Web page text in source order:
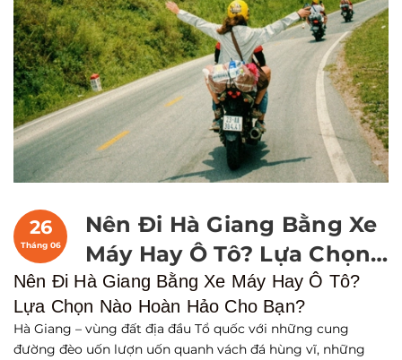
26
Tháng 06
Nên Đi Hà Giang Bằng Xe
Máy Hay Ô Tô? Lựa Chọn
Nào Hoàn Hảo Cho Bạn?
Nên Đi Hà Giang Bằng Xe Máy Hay Ô Tô?
Lựa Chọn Nào Hoàn Hảo Cho Bạn?
Hà Giang – vùng đất địa đầu Tổ quốc với những cung
đường đèo uốn lượn uốn quanh vách đá hùng vĩ, những